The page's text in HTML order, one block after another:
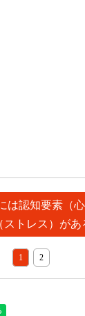
は認知要素（
ストレス）があ
1 2